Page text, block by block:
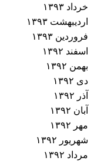
خرداد ۱۳۹۳
اردیبهشت ۱۳۹۳
فروردین ۱۳۹۳
اسفند ۱۳۹۲
بهمن ۱۳۹۲
دی ۱۳۹۲
آذر ۱۳۹۲
آبان ۱۳۹۲
مهر ۱۳۹۲
شهریور ۱۳۹۲
مرداد ۱۳۹۲